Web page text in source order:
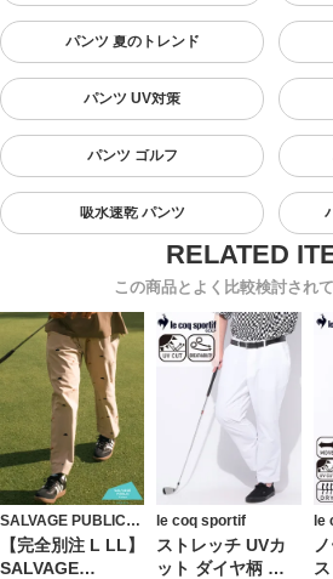
パンツ 夏のトレンド
パンツ UV対策
パンツ ゴルフ
吸水速乾 パンツ
この商品とよく比較検討され
SALVAGE PUBLIC
Kolepa
【完全別注 L LL】
SALVAGE
le coq sportif
ストレッチ UVカ
ット ダイヤ柄 ロ
le